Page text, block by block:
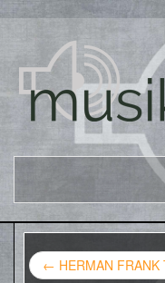
← HERMAN